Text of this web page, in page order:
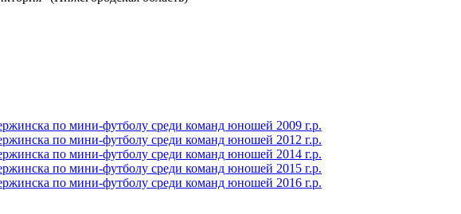
по мини-футболу среди команд юношей 2009 г.р.
по мини-футболу среди команд юношей 2012 г.р.
по мини-футболу среди команд юношей 2014 г.р.
по мини-футболу среди команд юношей 2015 г.р.
по мини-футболу среди команд юношей 2016 г.р.